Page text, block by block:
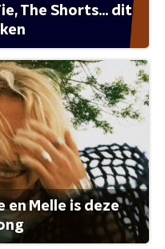
The Shorts... dit
en Melle is deze